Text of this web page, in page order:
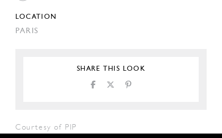
LOCATION
PARIS
SHARE THIS LOOK
Courtesy of PIP